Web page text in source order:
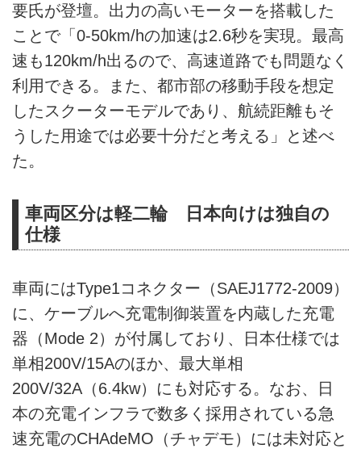
要氏が登壇。出力の高いモーターを搭載した
ことで「0-50km/hの加速は2.6秒を実現。最高
速も120km/h出るので、高速道路でも問題なく
利用できる。また、都市部の移動手段を想定
したスクーターモデルであり、航続距離もそ
うした用途では必要十分だと考える」と述べ
た。
車両区分は軽二輪 日本向けは独自の
仕様
車両にはType1コネクター（SAEJ1772-2009）
に、ケーブルへ充電制御装置を内蔵した充電
器（Mode 2）が付属しており、日本仕様では
単相200V/15Aのほか、最大単相
200V/32A（6.4kw）にも対応する。なお、日
本の充電インフラで数多く採用されている急
速充電のCHAdeMO（チャデモ）には未対応と